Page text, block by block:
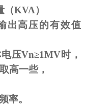
（KVA）
高压的有效值
压Vn≥1MV时，
高一些，
率。